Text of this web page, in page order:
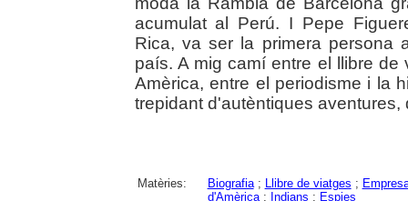
acumulat al Perú. I Pepe
Rica, va ser la primera persona
país. A mig camí entre el llibre
Amèrica, entre el periodisme i la
trepidant d'autèntiques
Matèries: Biografia; Llibre de viatges ;
d'Amèrica; Indians ; Espies